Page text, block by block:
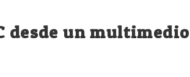
desde un multimedio